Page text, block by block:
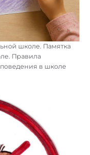
школе. Памятка
Правила
поведения в школе